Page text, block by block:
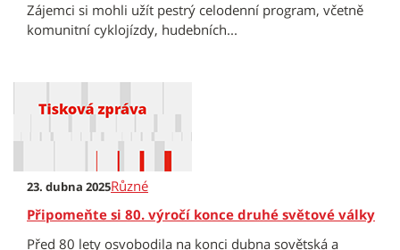
Zájemci si mohli užít pestrý celodenní program, včetně
komunitní cyklojízdy, hudebních...
23. dubna 2025Různé
Připomeňte si 80. výročí konce druhé světové války
Před 80 lety osvobodila na konci dubna sovětská a